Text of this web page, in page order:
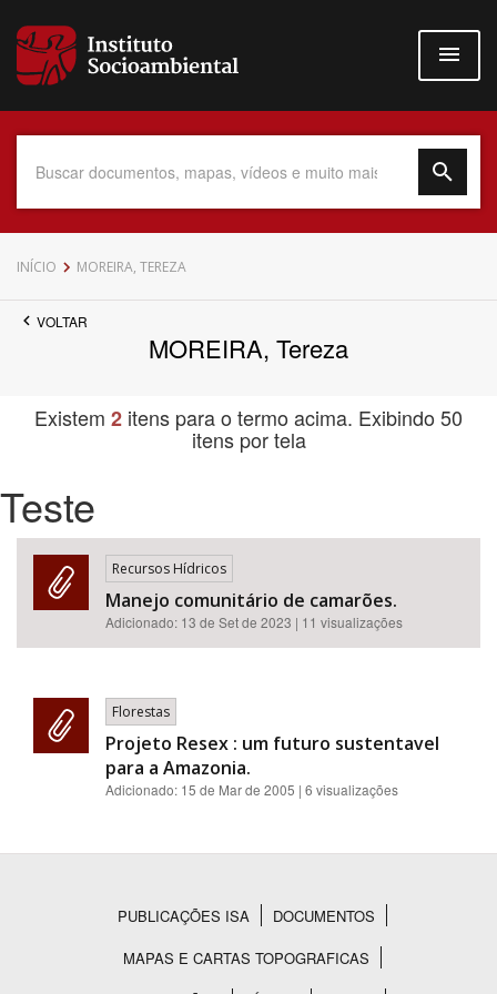
para
conteúdo
Data do Documento
Tema
Área de Levantamento
Área Protegida
INÍCIO MOREIRA, TEREZA
VOLTAR
MOREIRA, Tereza
Existem 2 itens para o termo acima. Exibindo 50
itens por tela
Teste
Recursos Hídricos
Manejo comunitário de camarões.
Adicionado: 13 de Set de 2023 | 11 visualizações
Florestas
Projeto Resex : um futuro sustentavel
para a Amazonia.
Adicionado: 15 de Mar de 2005 | 6 visualizações
Rodapé
PUBLICAÇÕES ISA
DOCUMENTOS
MAPAS E CARTAS TOPOGRAFICAS